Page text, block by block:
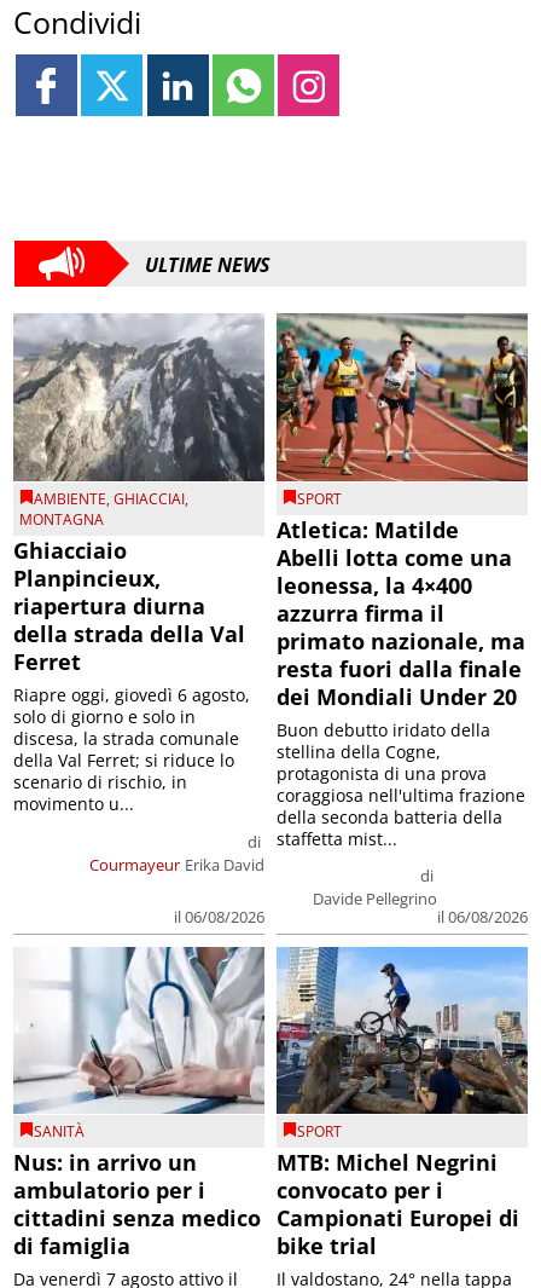
Condividi
ULTIME NEWS
AMBIENTE,GHIACCIAI,
MONTAGNA
Ghiacciaio
Planpincieux,
riapertura diurna
della strada della Val
Ferret
Courmayeur
di
Erika David
il 06/08/2026
Riapre oggi, giovedì 6 agosto,
solo di giorno e solo in
discesa, la strada comunale
della Val Ferret; si riduce lo
scenario di rischio, in
movimento u...
SPORT
Atletica: Matilde
Abelli lotta come una
leonessa, la 4×400
azzurra firma il
primato nazionale, ma
resta fuori dalla finale
dei Mondiali Under 20
di
Davide Pellegrino
il 06/08/2026
Buon debutto iridato della
stellina della Cogne,
protagonista di una prova
coraggiosa nell'ultima frazione
della seconda batteria della
staffetta mist...
SANITÀ
Nus: in arrivo un
ambulatorio per i
cittadini senza medico
di famiglia
Da venerdì 7 agosto attivo il
SPORT
MTB: Michel Negrini
convocato per i
Campionati Europei di
bike trial
Il valdostano, 24° nella tappa